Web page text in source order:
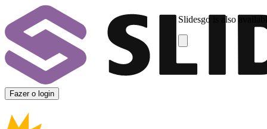
Slidesgo is also
Fazer o login